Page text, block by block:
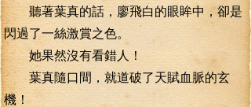
聽著葉真的話，廖飛白的眼眸中，卻是
閃過了一絲激賞之色。
她果然沒有看錯人！
葉真隨口間，就道破了天賦血脈的玄
機！